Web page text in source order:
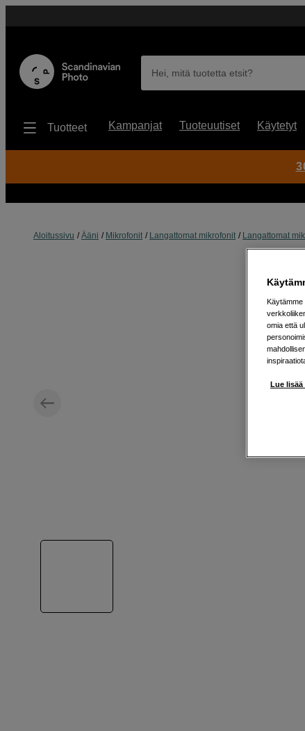
Hei, mitä tuotetta etsit?
Tuotteet Kampanjat Tuoteuutiset Käytetyt
Aloitussivu Ääni Mikrofonit Langattomat mikrofonit Langattomat
omia että
Lue